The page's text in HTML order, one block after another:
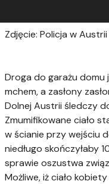
Zdjęcie: Policja w Austrii
Droga do garażu
mchem, a zasłony
Dolnej Austrii śledczy
Zmumifikowane ciało
w ścianie przy wejściu
niedługo skończyłaby
sprawie oszustwa
Możliwe, iż ciało